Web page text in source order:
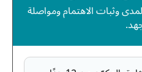
وثبات الاهتمام ومواصلة